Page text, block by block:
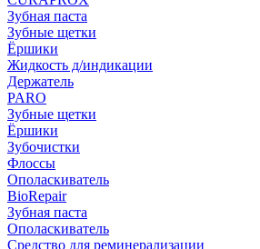
Зубная паста
Зубные щетки
Ёршики
Жидкость д/индикации
Держатель
PARO
Зубные щетки
Ёршики
Зубочистки
Флоссы
Ополаскиватель
BioRepair
Зубная паста
Ополаскиватель
Средство для реминерализации